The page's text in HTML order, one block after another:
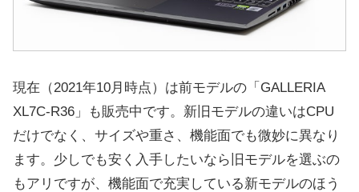
現在（2021年10月時点）は前モデルの「GALLERIA
XL7C-R36」も販売中です。新旧モデルの違いはCPU
だけでなく、サイズや重さ、機能面でも微妙に異なり
ます。少しでも安く入手したいなら旧モデルを選ぶの
もアリですが、機能面で充実している新モデルのほう